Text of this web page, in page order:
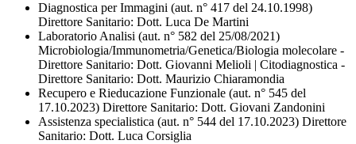
Diagnostica per Immagini (aut. n° 417 del 24.10.1998)
Direttore Sanitario: Dott. Luca De Martini
Laboratorio Analisi (aut. n° 582 del 25/08/2021)
Microbiologia/Immunometria/Genetica/Biologia molecolare -
Direttore Sanitario: Dott. Giovanni Melioli | Citodiagnostica -
Direttore Sanitario: Dott. Maurizio Chiaramondia
Recupero e Rieducazione Funzionale (aut. n° 545 del
17.10.2023) Direttore Sanitario: Dott. Giovani Zandonini
Assistenza specialistica (aut. n° 544 del 17.10.2023) Direttore
Sanitario: Dott. Luca Corsiglia